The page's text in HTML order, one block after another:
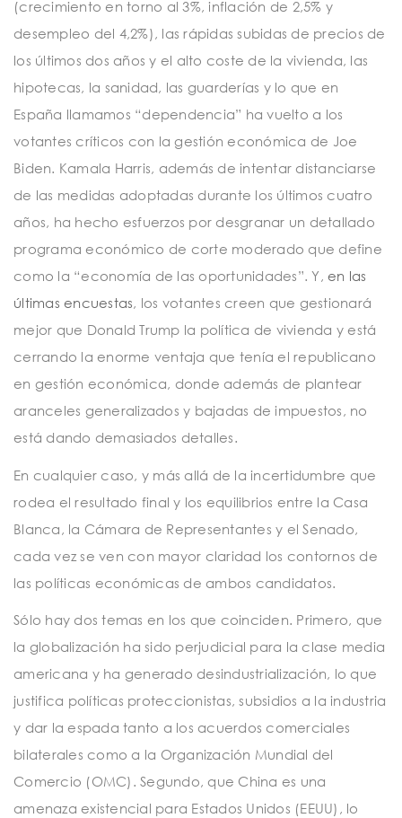
(crecimiento en torno al 3%, inflación de 2,5% y
desempleo del 4,2%), las rápidas subidas de precios de
los últimos dos años y el alto coste de la vivienda, las
hipotecas, la sanidad, las guarderías y lo que en
España llamamos “dependencia” ha vuelto a los
votantes críticos con la gestión económica de Joe
Biden. Kamala Harris, además de intentar distanciarse
de las medidas adoptadas durante los últimos cuatro
años, ha hecho esfuerzos por desgranar un detallado
programa económico de corte moderado que define
como la “economía de las oportunidades”. Y, en las
últimas encuestas, los votantes creen que gestionará
mejor que Donald Trump la política de vivienda y está
cerrando la enorme ventaja que tenía el republicano
en gestión económica, donde además de plantear
aranceles generalizados y bajadas de impuestos, no
está dando demasiados detalles.
En cualquier caso, y más allá de la incertidumbre que
rodea el resultado final y los equilibrios entre la Casa
Blanca, la Cámara de Representantes y el Senado,
cada vez se ven con mayor claridad los contornos de
las políticas económicas de ambos candidatos.
Sólo hay dos temas en los que coinciden. Primero, que
la globalización ha sido perjudicial para la clase media
americana y ha generado desindustrialización, lo que
justifica políticas proteccionistas, subsidios a la industria
y dar la espada tanto a los acuerdos comerciales
bilaterales como a la Organización Mundial del
Comercio (OMC). Segundo, que China es una
amenaza existencial para Estados Unidos (EEUU), lo